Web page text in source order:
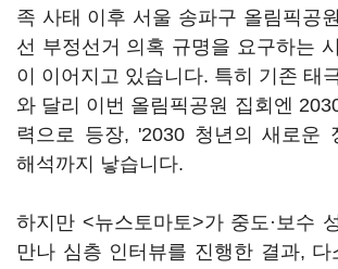
족 사태 이후 서울 송파구 올림픽공
선 부정선거 의혹 규명을 요구하는
이 이어지고 있습니다. 특히 기존 태
와 달리 이번 올림픽공원 집회엔
력으로 등장, '2030 청년의 새로운
해석까지 낳습니다.
하지만 <뉴스토마토>가 중도·보수
만나 심층 인터뷰를 진행한 결과,